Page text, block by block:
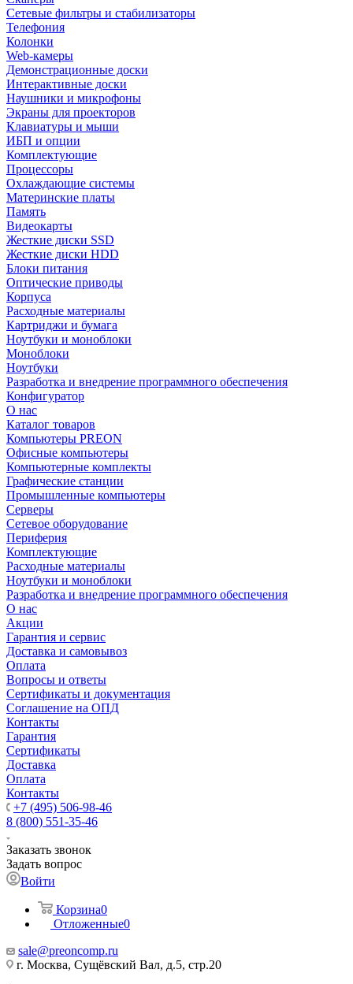
Сетевые фильтры и стабилизаторы
Телефония
Колонки
Web-камеры
Демонстрационные доски
Интерактивные доски
Наушники и микрофоны
Экраны для проекторов
Клавиатуры и мыши
ИБП и опции
Комплектующие
Процессоры
Охлаждающие системы
Материнские платы
Память
Видеокарты
Жесткие диски SSD
Жесткие диски HDD
Блоки питания
Оптические приводы
Корпуса
Расходные материалы
Картриджи и бумага
Ноутбуки и моноблоки
Моноблоки
Ноутбуки
Разработка и внедрение программного обеспечения
Конфигуратор
О нас
Каталог товаров
Компьютеры PREON
Офисные компьютеры
Компьютерные комплекты
Графические станции
Промышленные компьютеры
Серверы
Сетевое оборудование
Периферия
Комплектующие
Расходные материалы
Ноутбуки и моноблоки
Разработка и внедрение программного обеспечения
О нас
Акции
Гарантия и сервис
Доставка и самовывоз
Оплата
Вопросы и ответы
Сертификаты и документация
Соглашение на ОПД
Контакты
Гарантия
Сертификаты
Доставка
Оплата
Контакты
+7 (495) 506-98-46
8 (800) 551-35-46
Заказать звонок
Задать вопрос
Войти
Корзина0
Отложенные0
sale@preoncomp.ru
г. Москва, Сущёвский Вал, д.5, стр.20